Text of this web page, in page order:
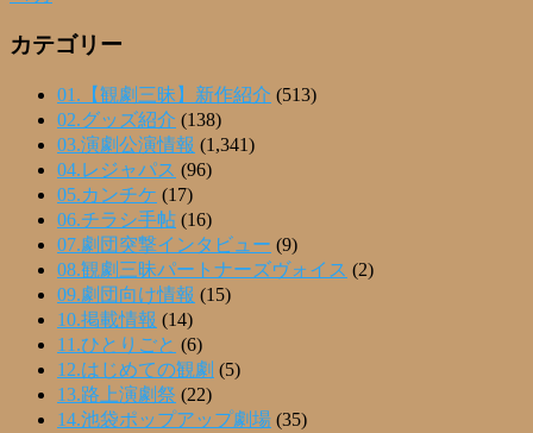
カテゴリー
01.【観劇三昧】新作紹介 (513)
02.グッズ紹介 (138)
03.演劇公演情報 (1,341)
04.レジャパス (96)
05.カンチケ (17)
06.チラシ手帖 (16)
07.劇団突撃インタビュー (9)
08.観劇三昧パートナーズヴォイス (2)
09.劇団向け情報 (15)
10.掲載情報 (14)
11.ひとりごと (6)
12.はじめての観劇 (5)
13.路上演劇祭 (22)
14.池袋ポップアップ劇場 (35)